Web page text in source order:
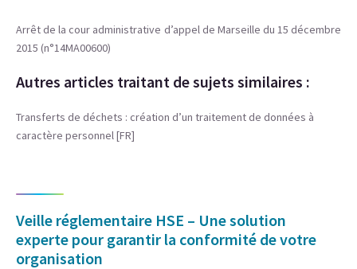
Arrêt de la cour administrative d’appel de Marseille du 15 décembre
2015 (n°14MA00600)
Autres articles traitant de sujets similaires :
Transferts de déchets : création d’un traitement de données à
caractère personnel [FR]
Veille réglementaire HSE – Une solution
experte pour garantir la conformité de votre
organisation